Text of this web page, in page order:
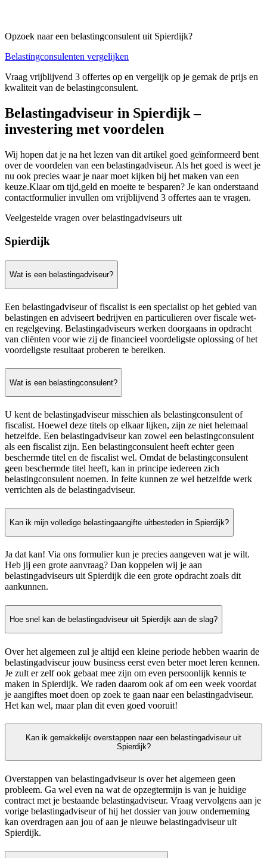
Opzoek naar een belastingconsulent uit Spierdijk?
Belastingconsulenten vergelijken
Vraag vrijblijvend 3 offertes op en vergelijk op je gemak de prijs en
kwaliteit van de belastingconsulent.
Belastingadviseur in Spierdijk –
investering met voordelen
Wij hopen dat je na het lezen van dit artikel goed geïnformeerd bent
over de voordelen van een belastingadviseur. Als het goed is weet je
nu ook precies waar je naar moet kijken bij het maken van een
keuze.Klaar om tijd,geld en moeite te besparen? Je kan onderstaand
contactformulier invullen om vrijblijvend 3 offertes aan te vragen.
Veelgestelde vragen over belastingadviseurs uit
Spierdijk
Wat is een belastingadviseur?
Een belastingadviseur of fiscalist is een specialist op het gebied van
belastingen en adviseert bedrijven en particulieren over fiscale wet-
en regelgeving. Belastingadviseurs werken doorgaans in opdracht
van cliënten voor wie zij de financieel voordeligste oplossing of het
voordeligste resultaat proberen te bereiken.
Wat is een belastingconsulent?
U kent de belastingadviseur misschien als belastingconsulent of
fiscalist. Hoewel deze titels op elkaar lijken, zijn ze niet helemaal
hetzelfde. Een belastingadviseur kan zowel een belastingconsulent
als een fiscalist zijn. Een belastingconsulent heeft echter geen
beschermde titel en de fiscalist wel. Omdat de belastingconsulent
geen beschermde titel heeft, kan in principe iedereen zich
belastingconsulent noemen. In feite kunnen ze wel hetzelfde werk
verrichten als de belastingadviseur.
Kan ik mijn volledige belastingaangifte uitbesteden in Spierdijk?
Ja dat kan! Via ons formulier kun je precies aangeven wat je wilt.
Heb jij een grote aanvraag? Dan koppelen wij je aan
belastingadviseurs uit Spierdijk die een grote opdracht zoals dit
aankunnen.
Hoe snel kan de belastingadviseur uit Spierdijk aan de slag?
Over het algemeen zul je altijd een kleine periode hebben waarin de
belastingadviseur jouw business eerst even beter moet leren kennen.
Je zult er zelf ook gebaat mee zijn om even persoonlijk kennis te
maken in Spierdijk. We raden daarom ook af om een week voordat
je aangiftes moet doen op zoek te gaan naar een belastingadviseur.
Het kan wel, maar plan dit even goed vooruit!
Kan ik gemakkelijk overstappen naar een belastingadviseur uit
Spierdijk?
Overstappen van belastingadviseur is over het algemeen geen
probleem. Ga wel even na wat de opzegtermijn is van je huidige
contract met je bestaande belastingadviseur. Vraag vervolgens aan je
vorige belastingadviseur of hij het dossier van jouw onderneming
kan overdragen aan jou of aan je nieuwe belastingadviseur uit
Spierdijk.